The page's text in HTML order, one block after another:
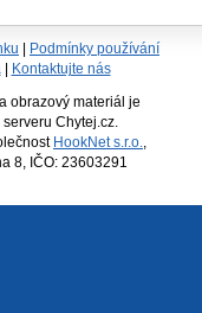
Podmínky používání
Kontaktujte nás
obrazový materiál je
Chytej.cz.
HookNet s.r.o.
8, IČO: 23603291